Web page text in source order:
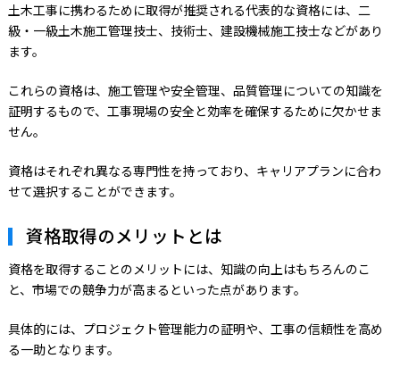
土木工事に携わるために取得が推奨される代表的な資格には、二
級・一級土木施工管理技士、技術士、建設機械施工技士などがあり
ます。
これらの資格は、施工管理や安全管理、品質管理についての知識を
証明するもので、工事現場の安全と効率を確保するために欠かせま
せん。
資格はそれぞれ異なる専門性を持っており、キャリアプランに合わ
せて選択することができます。
資格取得のメリットとは
資格を取得することのメリットには、知識の向上はもちろんのこ
と、市場での競争力が高まるといった点があります。
具体的には、プロジェクト管理能力の証明や、工事の信頼性を高め
る一助となります。